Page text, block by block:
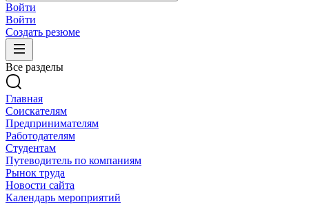
Войти
Войти
Создать резюме
Все разделы
Главная
Соискателям
Предпринимателям
Работодателям
Студентам
Путеводитель по компаниям
Рынок труда
Новости сайта
Календарь мероприятий